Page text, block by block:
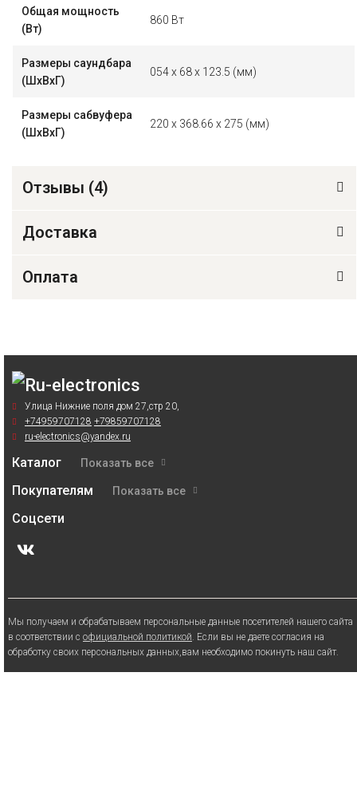
Общая мощность
(Вт)
860 Вт
Размеры саундбара
(ШxВxГ)
054 x 68 x 123.5 (мм)
Размеры сабвуфера
(ШхВхГ)
220 x 368.66 x 275 (мм)
Отзывы (4)
Доставка
Оплата
Улица Нижние поля дом 27,стр 20,
+74959707128 +79859707128
ru-electronics@yandex.ru
Каталог Показать все
Покупателям Показать все
Соцсети
Мы получаем и обрабатываем персональные данные посетителей нашего сайта
в соответствии с официальной политикой . Если вы не даете согласия на
обработку своих персональных данных,вам необходимо покинуть наш сайт.